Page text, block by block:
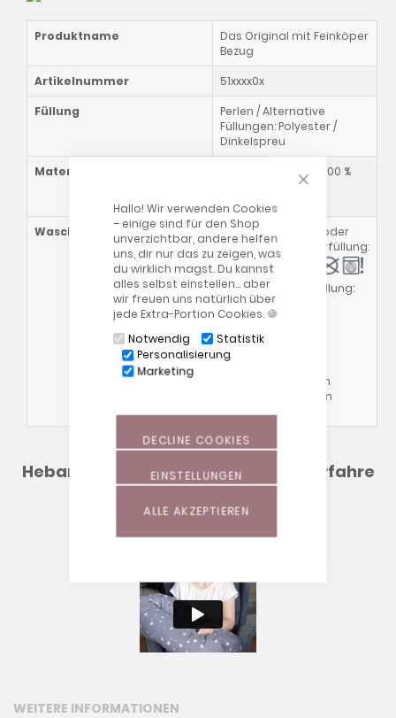
CLOSE
Hallo! Wir verwenden Cookies
– einige sind für den Shop
unverzichtbar, andere helfen
uns, dir nur das zu zeigen, was
du wirklich magst. Du kannst
alles selbst einstellen… aber
wir freuen uns natürlich über
jede Extra-Portion Cookies. 🍪
Notwendig
Statistik
Personalisierung
Marketing
ALLE AKZEPTIEREN
EINSTELLUNGEN
DECLINE COOKIES
Produktname
Das Original mit Feinköper
Bezug
Artikelnummer
51xxxx0x
Füllung
Perlen / Alternative
Füllungen: Polyester /
Dinkelspreu
Materialzusammensetzung
Inlett & Bezug aus 100 %
vorgeschrumpft
Waschhinweise
Kissen mit Perlen- oder
Polyesterhohlfaserfüllung:
Kissen mit Dinkelfüllung:
Gewicht ca. 3,4kg
Außenbezug:
Bitte beachte auch
unsere allgemeinen
Waschhinweise
Hebammen empfehlen Theraline! Erfahre
hier, warum:
WEITERE INFORMATIONEN